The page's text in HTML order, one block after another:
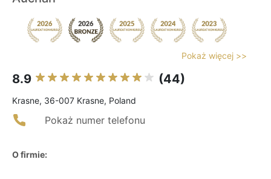
Pokaż więcej >>
8.9 (44)
Krasne, 36-007 Krasne, Poland
Pokaż numer telefonu
O firmie: